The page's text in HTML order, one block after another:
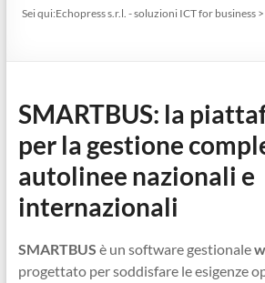
ICT
Ingegneri
per
passione
Sei qui:Echopress s.r.l. - soluzioni ICT for business
SMARTBUS: la
per la gestione
autolinee nazionali e
internazionali
SMARTBUS è un software gestionale
progettato per soddisfare le esigenze